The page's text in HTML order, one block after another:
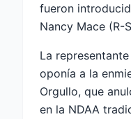
fueron
Nancy Mace (R-
La
oponía a la
Orgullo, que
en la NDAA